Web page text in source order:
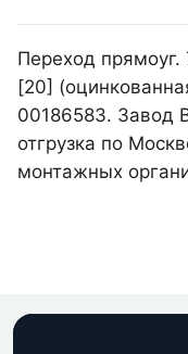
Переход
[20]
00186583. Завод
отгрузка по
монтажных